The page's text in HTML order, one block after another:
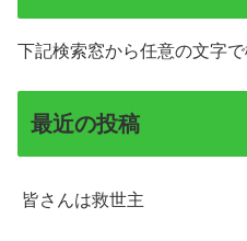
下記検索窓から任意の文字で
最近の投稿
皆さんは救世主